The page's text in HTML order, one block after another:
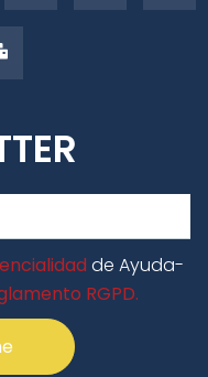
de Ayuda-
RGPD.